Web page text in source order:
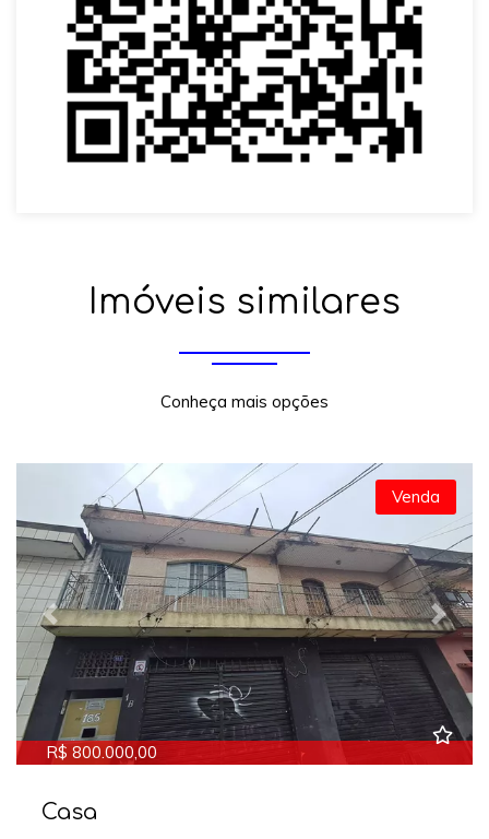
Imóveis similares
Conheça mais opções
Previous Next
Venda
R$ 800.000,00
Casa